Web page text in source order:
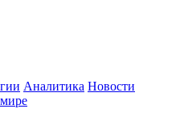
Аналитика Новости